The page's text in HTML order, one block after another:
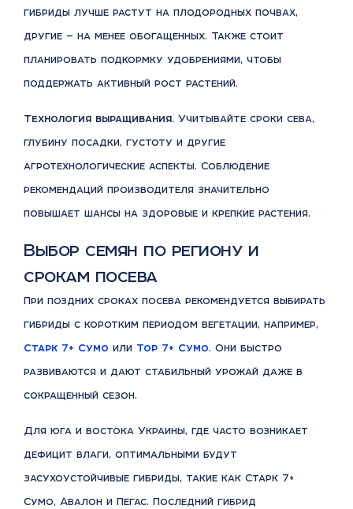
гибриды лучше растут на плодородных почвах,
другие — на менее обогащенных. Также стоит
планировать подкормку удобрениями, чтобы
поддержать активный рост растений.
Технология выращивания. Учитывайте сроки сева,
глубину посадки, густоту и другие
агротехнологические аспекты. Соблюдение
рекомендаций производителя значительно
повышает шансы на здоровые и крепкие растения.
Выбор семян по региону и
срокам посева
При поздних сроках посева рекомендуется выбирать
гибриды с коротким периодом вегетации, например,
Старк 7+ Сумо или Тор 7+ Сумо. Они быстро
развиваются и дают стабильный урожай даже в
сокращенный сезон.
Для юга и востока Украины, где часто возникает
дефицит влаги, оптимальными будут
засухоустойчивые гибриды, такие как Старк 7+
Сумо, Авалон и Пегас. Последний гибрид